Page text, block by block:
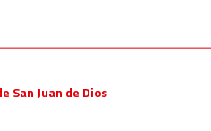
San Juan de Dios